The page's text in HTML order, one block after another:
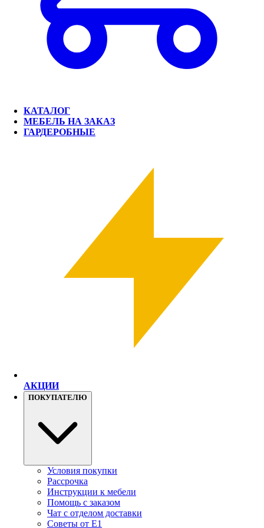
КАТАЛОГ
МЕБЕЛЬ НА ЗАКАЗ
ГАРДЕРОБНЫЕ
АКЦИИ
ПОКУПАТЕЛЮ
Условия покупки
Рассрочка
Инструкции к мебели
Помощь с заказом
Чат с отделом доставки
Советы от Е1